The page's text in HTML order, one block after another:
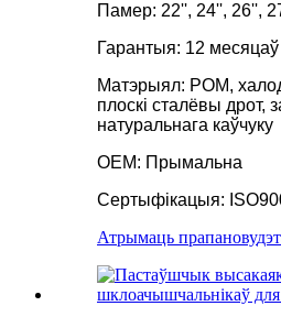
Памер: 22'', 24'', 26'',
Гарантыя: 12 месяцаў
Матэрыял: POM,
плоскі сталёвы дрот,
натуральнага каўчуку
OEM: Прымальна
Сертыфікацыя:
Атрымаць прапанову